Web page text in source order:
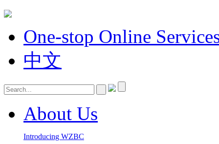
One-stop Online
中文
About Us
Introducing WZBC